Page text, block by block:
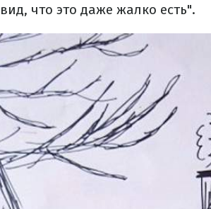
что это даже жалко есть".